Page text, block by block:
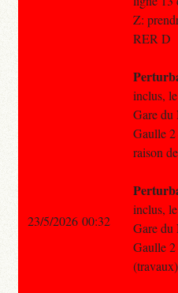
Z:
RER D
inclus,
Gare du
Gaulle
raison
inclus,
Gare du
Gaulle
23/5/2026 00:32